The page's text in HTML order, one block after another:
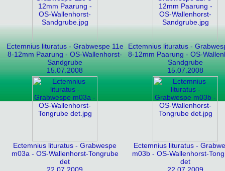
Ectemnius lituratus - Grabwespe 11e
8-12mm Paarung - OS-Wallenhorst-
Sandgrube
15.07.2008
Ectemnius lituratus -
8-12mm Paarung - OS-
Sandgrube
15.07.2008
Ectemnius lituratus - Grabwespe
m03a - OS-Wallenhorst-Tongrube
det
Ectemnius lituratus -
m03b - OS-Wallenhorst-
det